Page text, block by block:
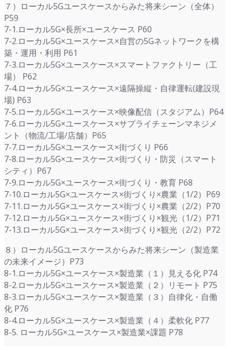
７）ローカル5Gユースケースからみた将来シーン（全体）
P59
7-1.ローカル5G×長所×ユースケース P60
7-2.ローカル5G×ユースケース×自営の5Gネットワークを構
築・運用・利用 P61
7-3.ローカル5G×ユースケース×スマートファクトリー（工
場） P62
7-4.ローカル5G×ユースケース×遠隔操縦・自律運転(建設現
場) P63
7-5.ローカル5G×ユースケース×映像配信（スタジアム）P64
7-6.ローカル5G×ユースケース×サプライチェーンマネジメ
ント（物流/工場/店舗）P65
7-7.ローカル5G×ユースケース×街づくり P66
7-8.ローカル5G×ユースケース×街づくり・防災（スマート
シティ）P67
7-9.ローカル5G×ユースケース×街づくり・教育 P68
7-10.ローカル5G×ユースケース×街づくり×農業（1/2）P69
7-11.ローカル5G×ユースケース×街づくり×農業（2/2）P70
7-12.ローカル5G×ユースケース×街づくり×観光（1/2）P71
7-13.ローカル5G×ユースケース×街づくり×観光（2/2）P72
８）ローカル5Gユースケースからみた将来シーン（製造業
の未来イメージ）P73
8-1.ローカル5G×ユースケース×製造業（１）見える化 P74
8-2.ローカル5G×ユースケース×製造業（２）リモート P75
8-3.ローカル5G×ユースケース×製造業（３）自律化・自働
化 P76
8-4.ローカル5G×ユースケース×製造業（４）柔軟化 P77
8-5. ローカル5G×ユースケース×製造業×課題 P78